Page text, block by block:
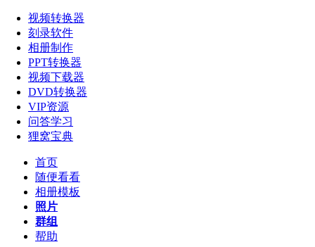
视频转换器
刻录软件
相册制作
PPT转换器
视频下载器
DVD转换器
VIP资源
问答学习
狸窝宝典
首页
随便看看
相册模板
照片
群组
帮助